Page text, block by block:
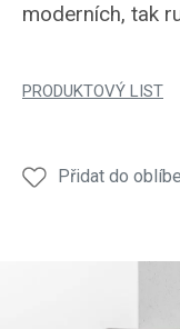
moderních, tak
PRODUKTOVÝ LIST
Přidat do